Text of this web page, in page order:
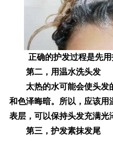
正确的护发过程是先
第二，用温水洗头发
太热的水可能会使头发
和色泽晦暗。所以，应该用
表层，可以保持头发充满光
第三，护发素抹发尾